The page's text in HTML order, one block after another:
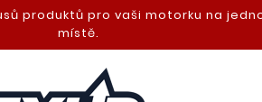
produktů pro vaši motorku na
místě.